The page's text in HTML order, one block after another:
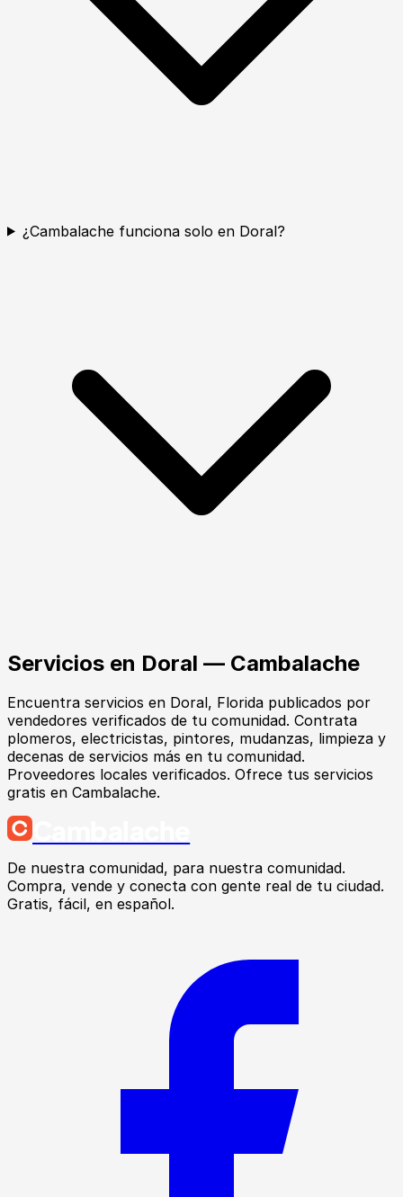
¿Cambalache funciona solo en Doral?
Servicios en Doral — Cambalache
Encuentra servicios en Doral, Florida publicados por
vendedores verificados de tu comunidad. Contrata
plomeros, electricistas, pintores, mudanzas, limpieza y
decenas de servicios más en tu comunidad.
Proveedores locales verificados. Ofrece tus servicios
gratis en Cambalache.
De nuestra comunidad, para nuestra comunidad.
Compra, vende y conecta con gente real de tu ciudad.
Gratis, fácil, en español.